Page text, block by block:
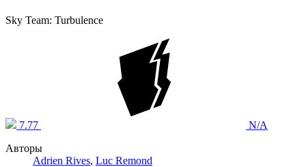
Sky Team: Turbulence
7.77
N/A
Авторы
Adrien Rives, Luc Remond